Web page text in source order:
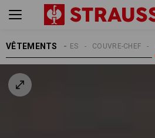
VÊTEMENTS COUVRE-CHEF
ACCESSOIRES